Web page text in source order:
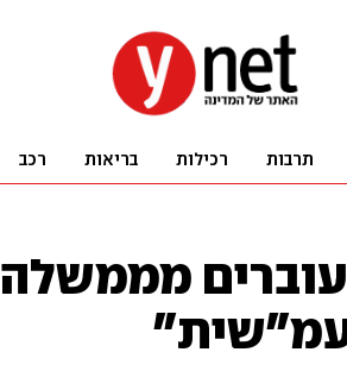
תרבות רכילות בריאות רכב
עוברים מממשלה